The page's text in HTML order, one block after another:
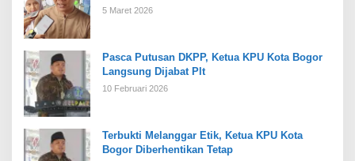
5 Maret 2026
Pasca Putusan DKPP, Ketua KPU Kota Bogor
Langsung Dijabat Plt
10 Februari 2026
Terbukti Melanggar Etik, Ketua KPU Kota
Bogor Diberhentikan Tetap